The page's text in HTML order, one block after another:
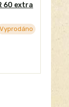
60 extra
Vyprodáno